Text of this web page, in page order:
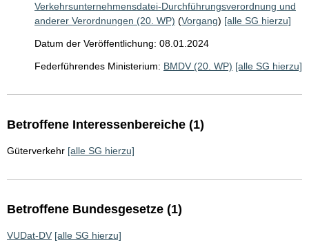
Verkehrsunternehmensdatei-Durchführungsverordnung und
anderer Verordnungen (20. WP) (Vorgang) [alle SG hierzu]
Datum der Veröffentlichung: 08.01.2024
Federführendes Ministerium: BMDV (20. WP) [alle SG hierzu]
Betroffene Interessenbereiche (1)
Güterverkehr [alle SG hierzu]
Betroffene Bundesgesetze (1)
VUDat-DV [alle SG hierzu]